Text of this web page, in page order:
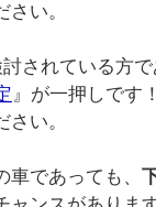
さい。
されている方
』が一押しです
さい。
であっても、